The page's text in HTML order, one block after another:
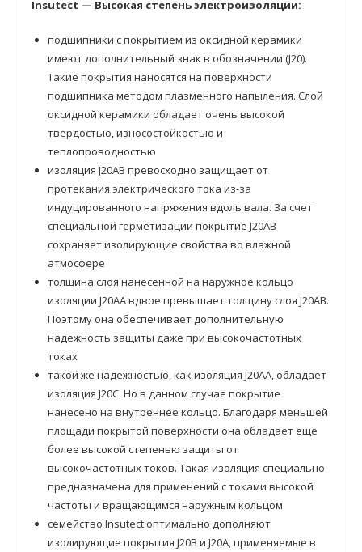
Insutect — Высокая степень электроизоляции:
подшипники с покрытием из оксидной керамики
имеют дополнительный знак в обозначении (J20).
Такие покрытия наносятся на поверхности
подшипника методом плазменного напыления. Слой
оксидной керамики обладает очень высокой
твердостью, износостойкостью и
теплопроводностью
изоляция J20AB превосходно защищает от
протекания электрического тока из-за
индуцированного напряжения вдоль вала. За счет
специальной герметизации покрытие J20AB
сохраняет изолирующие свойства во влажной
атмосфере
толщина слоя нанесенной на наружное кольцо
изоляции J20AA вдвое превышает толщину слоя J20AB.
Поэтому она обеспечивает дополнительную
надежность защиты даже при высокочастотных
токах
такой же надежностью, как изоляция J20AA, обладает
изоляция J20C. Но в данном случае покрытие
нанесено на внутреннее кольцо. Благодаря меньшей
площади покрытой поверхности она обладает еще
более высокой степенью защиты от
высокочастотных токов. Такая изоляция специально
предназначена для применений с токами высокой
частоты и вращающимся наружным кольцом
семейство Insutect оптимально дополняют
изолирующие покрытия J20B и J20A, применяемые в